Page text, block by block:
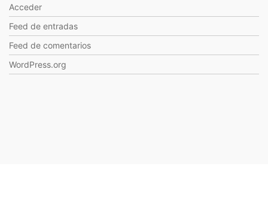
Acceder
Feed de entradas
Feed de comentarios
WordPress.org